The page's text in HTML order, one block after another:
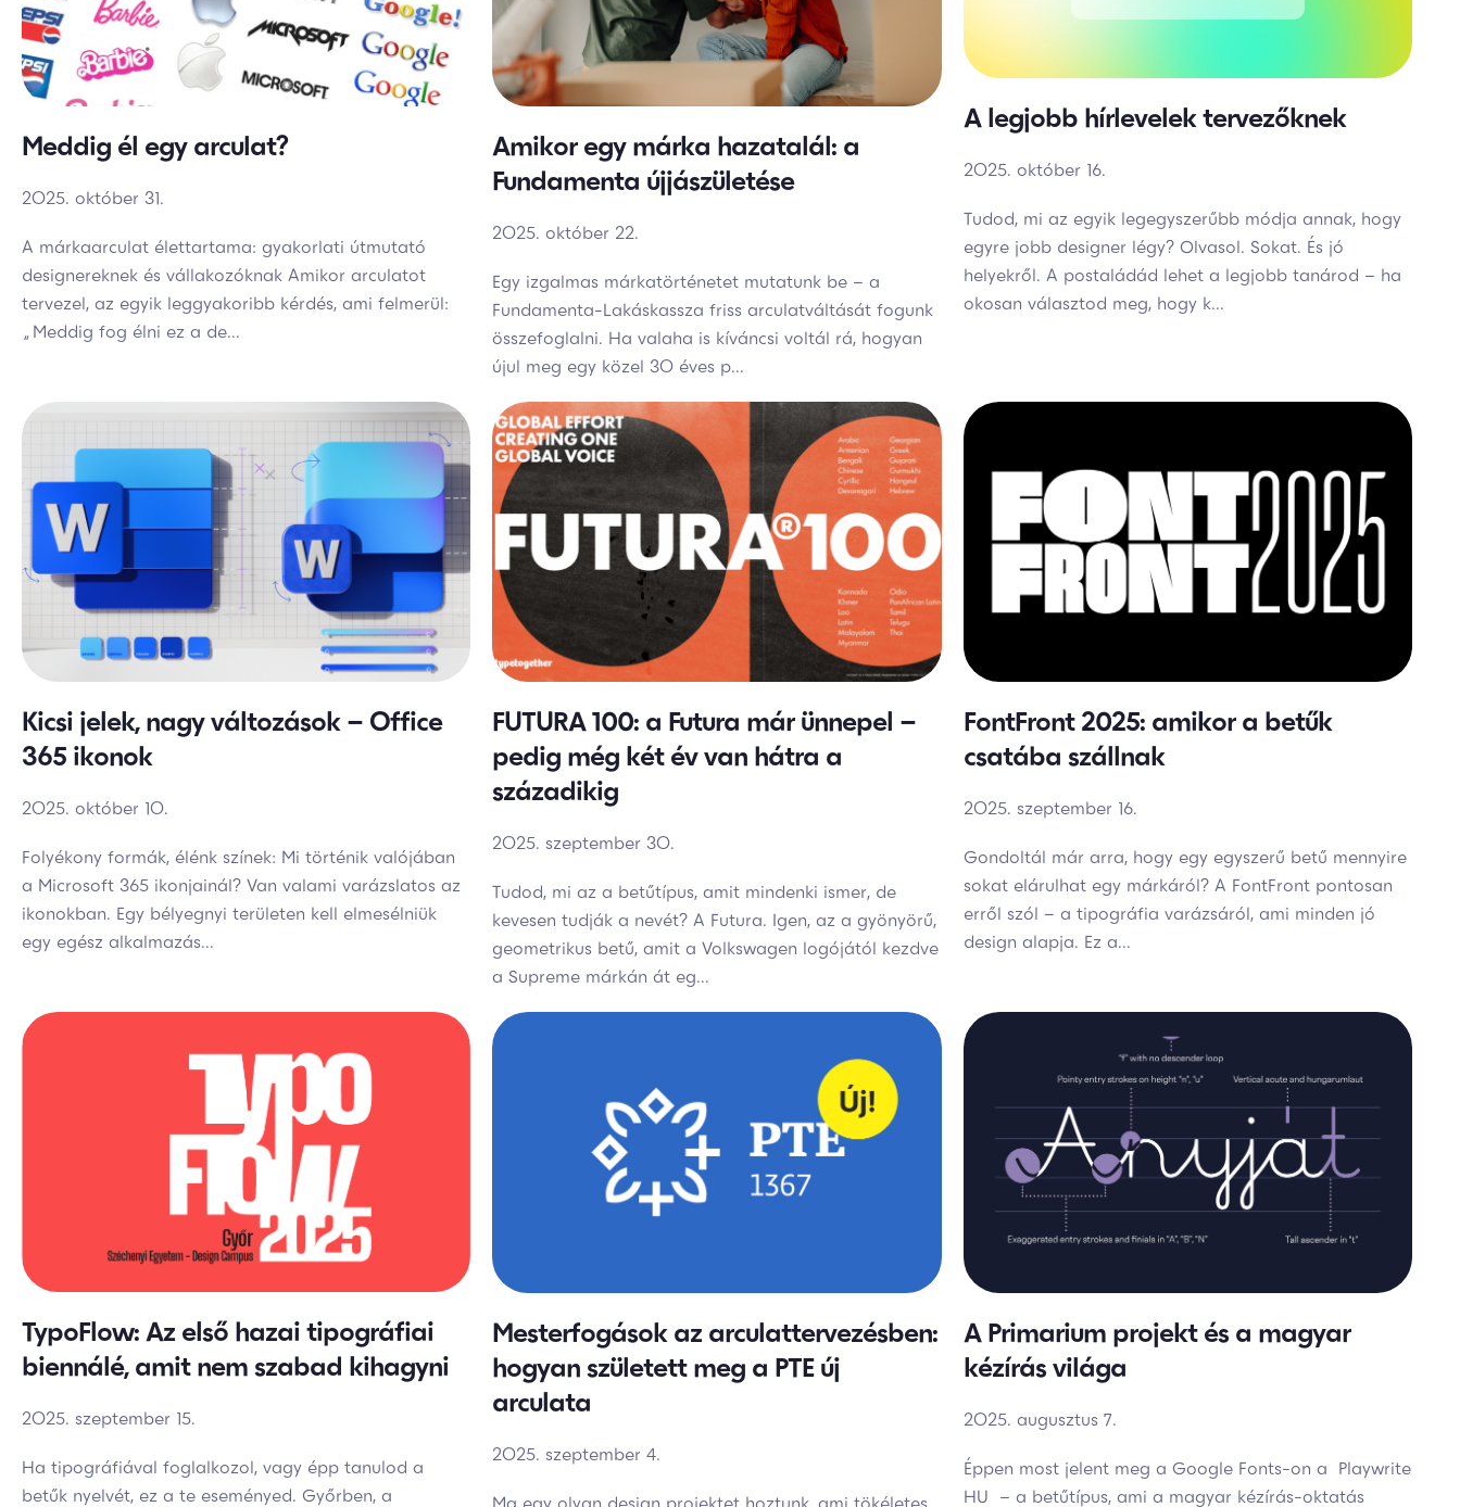
Meddig él egy arculat?
2025. október 31.
A márkaarculat élettartama: gyakorlati útmutató
designereknek és vállakozóknak Amikor arculatot
tervezel, az egyik leggyakoribb kérdés, ami felmerül:
„Meddig fog élni ez a de...
Amikor egy márka hazatalál: a
Fundamenta újjászületése
2025. október 22.
Egy izgalmas márkatörténetet mutatunk be – a
Fundamenta-Lakáskassza friss arculatváltását fogunk
összefoglalni. Ha valaha is kíváncsi voltál rá, hogyan
újul meg egy közel 30 éves p...
A legjobb hírlevelek tervezőknek
2025. október 16.
Tudod, mi az egyik legegyszerűbb módja annak, hogy
egyre jobb designer légy? Olvasol. Sokat. És jó
helyekről. A postaládád lehet a legjobb tanárod – ha
okosan választod meg, hogy k...
Kicsi jelek, nagy változások – Office
365 ikonok
2025. október 10.
Folyékony formák, élénk színek: Mi történik valójában
a Microsoft 365 ikonjainál? Van valami varázslatos az
ikonokban. Egy bélyegnyi területen kell elmesélniük
egy egész alkalmazás...
FUTURA 100: a Futura már ünnepel –
pedig még két év van hátra a
századikig
2025. szeptember 30.
Tudod, mi az a betűtípus, amit mindenki ismer, de
kevesen tudják a nevét? A Futura. Igen, az a gyönyörű,
geometrikus betű, amit a Volkswagen logójától kezdve
a Supreme márkán át eg...
FontFront 2025: amikor a betűk
csatába szállnak
2025. szeptember 16.
Gondoltál már arra, hogy egy egyszerű betű mennyire
sokat elárulhat egy márkáról? A FontFront pontosan
erről szól – a tipográfia varázsáról, ami minden jó
design alapja. Ez a...
TypoFlow: Az első hazai tipográfiai
biennálé, amit nem szabad kihagyni
2025. szeptember 15.
Ha tipográfiával foglalkozol, vagy épp tanulod a
betűk nyelvét, ez a te eseményed. Győrben, a
Mesterfogások az arculattervezésben:
hogyan született meg a PTE új
arculata
2025. szeptember 4.
Ma egy olyan design projektet hoztunk, ami tökéletes
A Primarium projekt és a magyar
kézírás világa
2025. augusztus 7.
Éppen most jelent meg a Google Fonts-on a Playwrite
HU – a betűtípus, ami a magyar kézírás-oktatás